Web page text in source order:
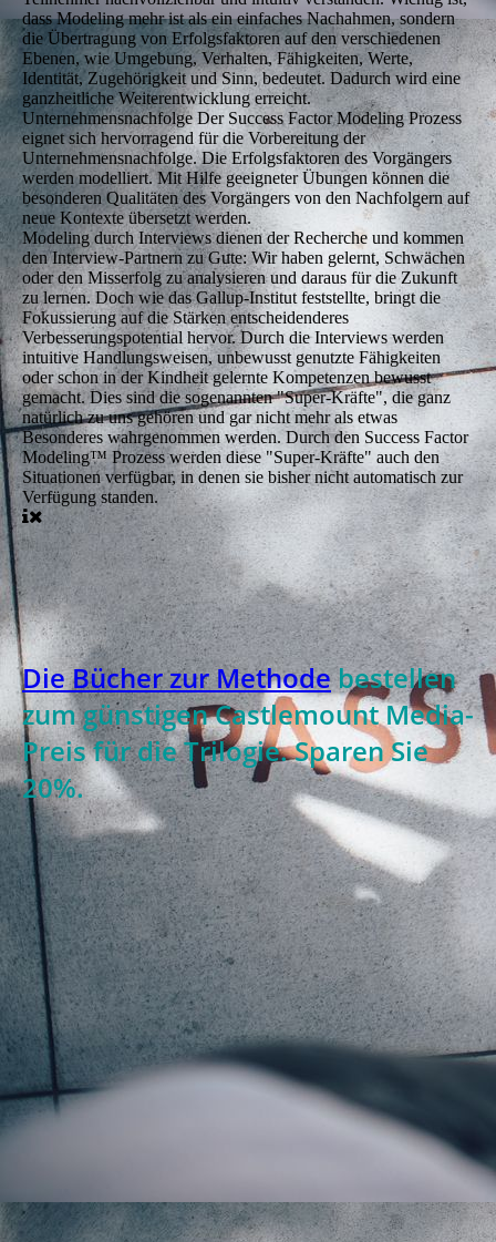
dass Modeling mehr ist als ein einfaches Nachahmen, sondern
die Übertragung von Erfolgsfaktoren auf den verschiedenen
Ebenen, wie Umgebung, Verhalten, Fähigkeiten, Werte,
Identität, Zugehörigkeit und Sinn, bedeutet. Dadurch wird eine
ganzheitliche Weiterentwicklung erreicht.
Unternehmensnachfolge Der Success Factor Modeling Prozess
eignet sich hervorragend für die Vorbereitung der
Unternehmensnachfolge. Die Erfolgsfaktoren des Vorgängers
werden modelliert. Mit Hilfe geeigneter Übungen können die
besonderen Qualitäten des Vorgängers von den Nachfolgern auf
neue Kontexte übersetzt werden.
Modeling durch Interviewsdienen der Recherche und kommen
den Interview-Partnern zu Gute: Wir haben gelernt, Schwächen
oder den Misserfolg zu analysieren und daraus für die Zukunft
zu lernen. Doch wie das Gallup-Institut feststellte, bringt die
Fokussierung auf die Stärken entscheidenderes
Verbesserungspotential hervor. Durch die Interviews werden
intuitive Handlungsweisen, unbewusst genutzte Fähigkeiten
oder schon in der Kindheit gelernte Kompetenzen bewusst
gemacht. Dies sind die sogenannten "Super-Kräfte", die ganz
natürlich zu uns gehören und gar nicht mehr als etwas
Besonderes wahrgenommen werden. Durch den Success Factor
Modeling™ Prozess werden diese "Super-Kräfte" auch den
Situationen verfügbar, in denen sie bisher nicht automatisch zur
Verfügung standen.
Die Bücher zur Methodebestellen
zum günstigen Castlemount Media-
Preis für die Trilogie. Sparen Sie
20%.